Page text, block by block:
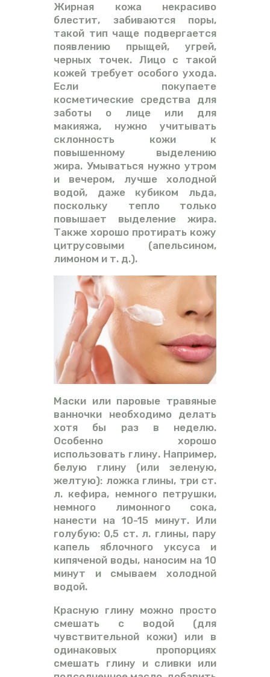
Жирная кожа некрасиво
блестит, забиваются поры,
такой тип чаще подвергается
появлению прыщей, угрей,
черных точек. Лицо с такой
кожей требует особого ухода.
Если покупаете
косметические средства для
заботы о лице или для
макияжа, нужно учитывать
склонность кожи к
повышенному выделению
жира. Умываться нужно утром
и вечером, лучше холодной
водой, даже кубиком льда,
поскольку тепло только
повышает выделение жира.
Также хорошо протирать кожу
цитрусовыми (апельсином,
лимоном и т. д.).
Маски или паровые травяные
ванночки необходимо делать
хотя бы раз в неделю.
Особенно хорошо
использовать глину. Например,
белую глину (или зеленую,
желтую): ложка глины, три ст.
л. кефира, немного петрушки,
немного лимонного сока,
нанести на 10-15 минут. Или
голубую: 0,5 ст. л. глины, пару
капель яблочного уксуса и
кипяченой воды, наносим на 10
минут и смываем холодной
водой.
Красную глину можно просто
смешать с водой (для
чувствительной кожи) или в
одинаковых пропорциях
смешать глину и сливки или